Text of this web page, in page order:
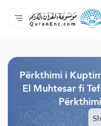
Ballina
Indeksi i
Audio
Shërbime për
Rreth projektit
Na kontaktoni
Gjuha
Përkthimi i
El Muhtesar fi